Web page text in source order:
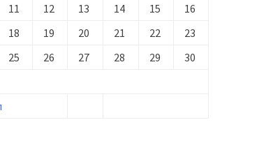
11 12 13 14 15
16
18 19 20 21 22
23
25 26 27 28 29
30